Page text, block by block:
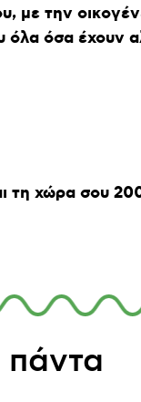
με την
όλα όσα έχουν
τη χώρα σου
πάντα